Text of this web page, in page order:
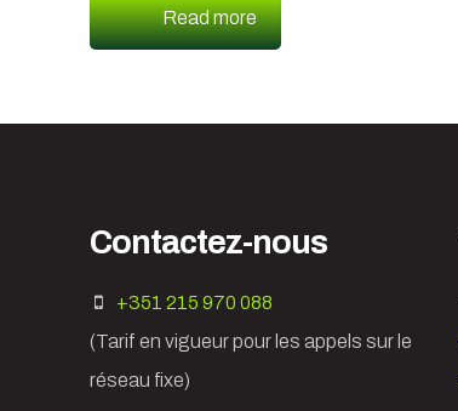
Read more
Contactez-nous
+351 215 970 088
(Tarif en vigueur pour les appels sur le
réseau fixe)